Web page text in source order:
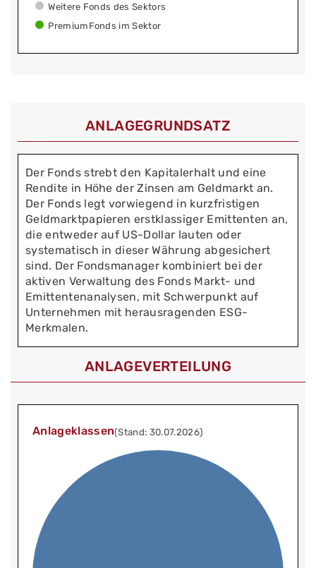
Weitere Fonds des Sektors
PremiumFonds im Sektor
ANLAGEGRUNDSATZ
Der Fonds strebt den Kapitalerhalt und eine
Rendite in Höhe der Zinsen am Geldmarkt an.
Der Fonds legt vorwiegend in kurzfristigen
Geldmarktpapieren erstklassiger Emittenten an,
die entweder auf US-Dollar lauten oder
systematisch in dieser Währung abgesichert
sind. Der Fondsmanager kombiniert bei der
aktiven Verwaltung des Fonds Markt- und
Emittentenanalysen, mit Schwerpunkt auf
Unternehmen mit herausragenden ESG-
Merkmalen.
ANLAGEVERTEILUNG
Anlageklassen(Stand: 30.07.2026)